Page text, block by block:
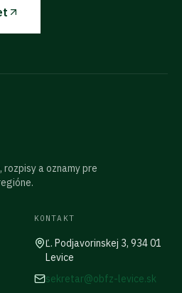
a oznamy pre
KONTAKT
Ľ. Podjavorinskej 3, 934 01
Levice
sekretar@obfz-levice.sk